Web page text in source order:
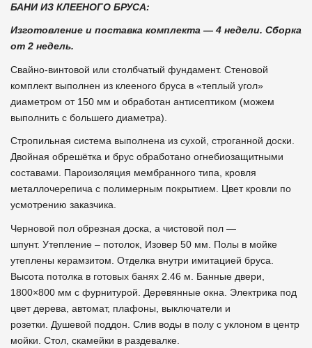
БАНИ ИЗ КЛЕЕНОГО БРУСА:
Изготовление и поставка комплекта — 4 недели. Сборка
от 2 недель.
Свайно-винтовой или столбчатый фундамент. Стеновой
комплект выполнен из клееного бруса в «теплый угол»
диаметром от 150 мм и обработан антисептиком (можем
выполнить с большего диаметра).
Стропильная система выполнена из сухой, строганной доски.
Двойная обрешётка и брус обработано огнебиозащитными
составами. Пароизоляция мембранного типа, кровля
металлочерепича с полимерным покрытием. Цвет кровли по
усмотрению заказчика.
Черновой пол обрезная доска, а чистовой пол —
шпунт. Утепление – потолок, Изовер 50 мм. Полы в мойке
утеплены керамзитом. Отделка внутри имитацией бруса.
Высота потолка в готовых банях 2.46 м. Банные двери,
1800×800 мм с фурнитурой. Деревянные окна. Электрика под
цвет дерева, автомат, плафоны, выключатели и
розетки. Душевой поддон. Слив воды в полу с уклоном в центр
мойки. Стол, скамейки в раздевалке.